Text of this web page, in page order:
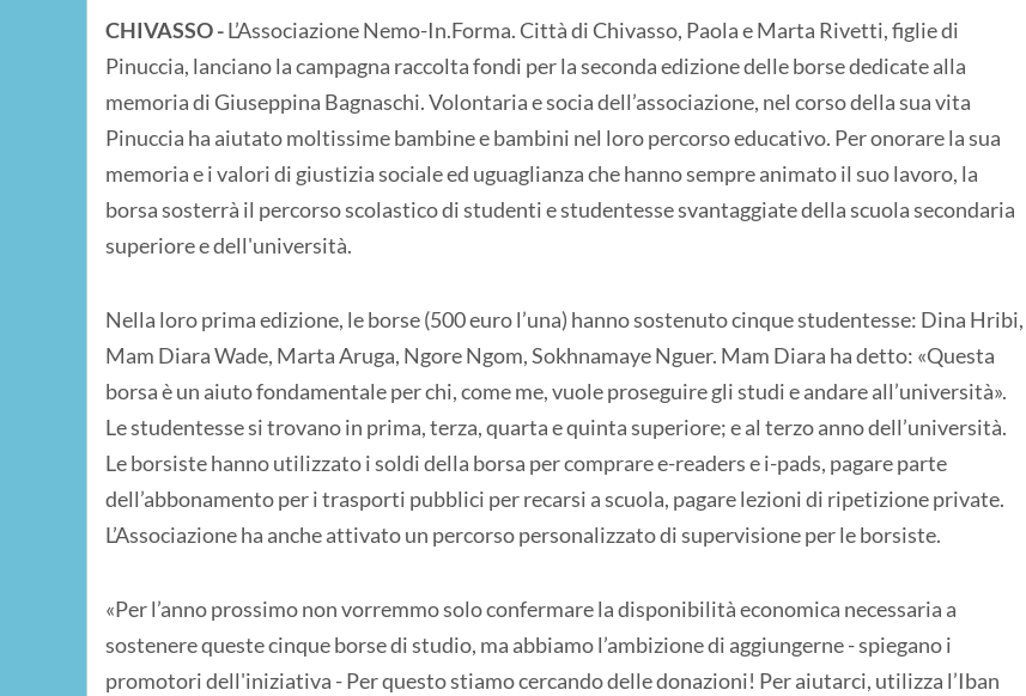
CHIVASSO -L’Associazione Nemo-In.Forma. Città di Chivasso, Paola e Marta Rivetti, figlie di
Pinuccia, lanciano la campagna raccolta fondi per la seconda edizione delle borse dedicate alla
memoria di Giuseppina Bagnaschi. Volontaria e socia dell’associazione, nel corso della sua vita
Pinuccia ha aiutato moltissime bambine e bambini nel loro percorso educativo. Per onorare la sua
memoria e i valori di giustizia sociale ed uguaglianza che hanno sempre animato il suo lavoro, la
borsa sosterrà il percorso scolastico di studenti e studentesse svantaggiate della scuola secondaria
superiore e dell'università.
Nella loro prima edizione, le borse (500 euro l’una) hanno sostenuto cinque studentesse: Dina Hribi,
Mam Diara Wade, Marta Aruga, Ngore Ngom, Sokhnamaye Nguer. Mam Diara ha detto: «Questa
borsa è un aiuto fondamentale per chi, come me, vuole proseguire gli studi e andare all’università».
Le studentesse si trovano in prima, terza, quarta e quinta superiore; e al terzo anno dell’università.
Le borsiste hanno utilizzato i soldi della borsa per comprare e-readers e i-pads, pagare parte
dell’abbonamento per i trasporti pubblici per recarsi a scuola, pagare lezioni di ripetizione private.
L’Associazione ha anche attivato un percorso personalizzato di supervisione per le borsiste.
«Per l’anno prossimo non vorremmo solo confermare la disponibilità economica necessaria a
sostenere queste cinque borse di studio, ma abbiamo l’ambizione di aggiungerne - spiegano i
promotori dell'iniziativa - Per questo stiamo cercando delle donazioni! Per aiutarci, utilizza l’Iban